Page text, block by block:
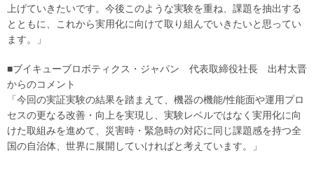
上げていきたいです。今後このような実験を重ね、課題を抽出する
とともに、これから実用化に向けて取り組んでいきたいと思ってい
ます。」
■ブイキューブロボティクス・ジャパン 代表取締役社長 出村太晋
からのコメント
「今回の実証実験の結果を踏まえて、機器の機能/性能面や運用プロ
セスの更なる改善・向上を実現し、実験レベルではなく実用化に向
けた取組みを進めて、災害時・緊急時の対応に同じ課題感を持つ全
国の自治体、世界に展開していければと考えています。」